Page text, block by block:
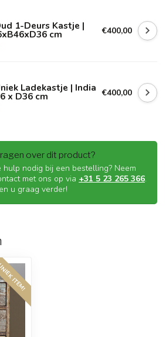
1-Deurs Kastje |
cm €400,00
Ladekastje | India
x D36 cm €400,00
over dit product?
hulp nodig bij een bestelling? Neem
met ons op via +31 5 23 265 366.
u graag verder!
ITEM!